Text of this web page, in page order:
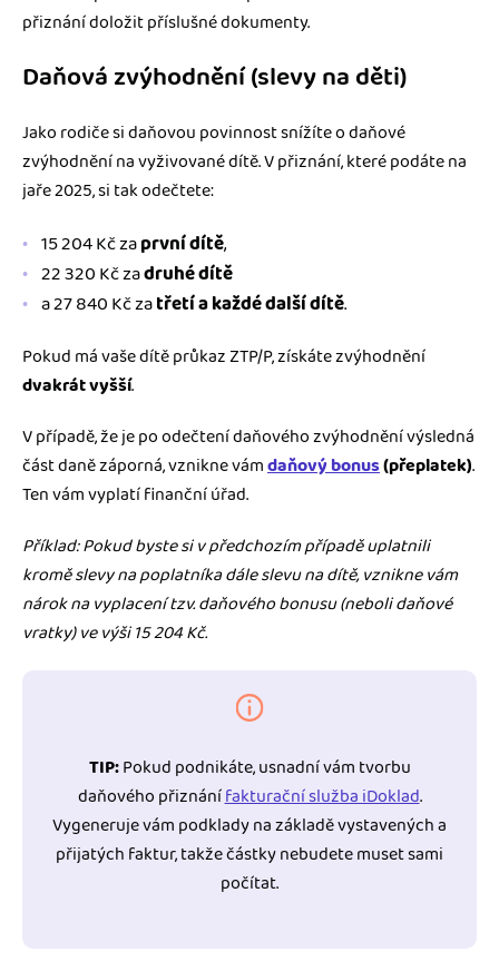
přiznání doložit příslušné dokumenty.
Daňová zvýhodnění (slevy na děti)
Jako rodiče si daňovou povinnost snížíte o daňové
zvýhodnění na vyživované dítě. V přiznání, které podáte na
jaře 2025, si tak odečtete:
15 204 Kč zaprvní dítě,
22 320 Kč zadruhé dítě
a 27 840 Kč zatřetí a každé další dítě.
Pokud má vaše dítě průkaz ZTP/P, získáte zvýhodnění
dvakrát vyšší.
V případě, že je po odečtení daňového zvýhodnění výsledná
část daně záporná, vznikne vámdaňový bonus(přeplatek).
Ten vám vyplatí finanční úřad.
Příklad: Pokud byste si v předchozím případě uplatnili
kromě slevy na poplatníka dále slevu na dítě, vznikne vám
nárok na vyplacení tzv. daňového bonusu (neboli daňové
vratky) ve výši 15 204 Kč.
TIP:Pokud podnikáte, usnadní vám tvorbu
daňového přiznánífakturační služba iDoklad.
Vygeneruje vám podklady na základě vystavených a
přijatých faktur, takže částky nebudete muset sami
počítat.